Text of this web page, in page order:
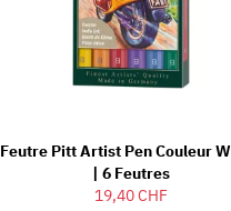
Feutre Pitt Artist Pen Couleur
| 6 Feutres
19,40 CHF